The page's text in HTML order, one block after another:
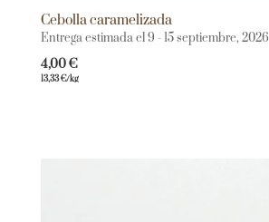
Cebolla caramelizada
Entrega estimada el 9 - 15 septiembre, 2026
4,00€
13,33€/kg